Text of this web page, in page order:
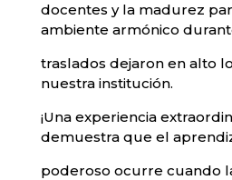
docentes y la madurez
ambiente armónico
traslados dejaron en alto
nuestra institución.
¡Una experiencia
demuestra que el
poderoso ocurre cuando